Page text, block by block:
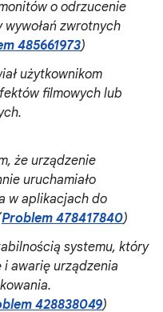
o odrzucenie
wywołań zwrotnych
485661973)
użytkownikom
filmowych lub
że urządzenie
uruchamiało
w aplikacjach do
Problem 478417840)
systemu, który
awarię urządzenia
428838049)